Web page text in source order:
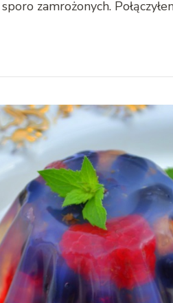
zamrożonych.